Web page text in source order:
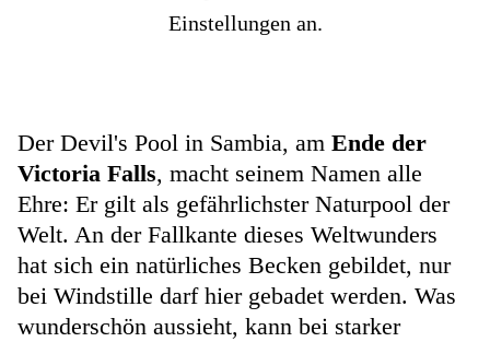
Einstellungen an.
Der Devil's Pool in Sambia, am Ende der
Victoria Falls, macht seinem Namen alle
Ehre: Er gilt als gefährlichster Naturpool der
Welt. An der Fallkante dieses Weltwunders
hat sich ein natürliches Becken gebildet, nur
bei Windstille darf hier gebadet werden. Was
wunderschön aussieht, kann bei starker